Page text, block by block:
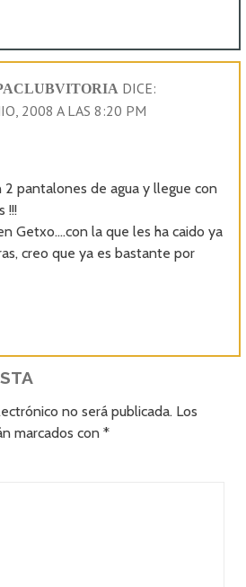
DICE:
2008 A LAS 8:20 PM
2 pantalones de agua y llegue con
!!!
Getxo….con la que les ha caido ya
creo que ya es bastante por
no será publicada. Los
marcados con*